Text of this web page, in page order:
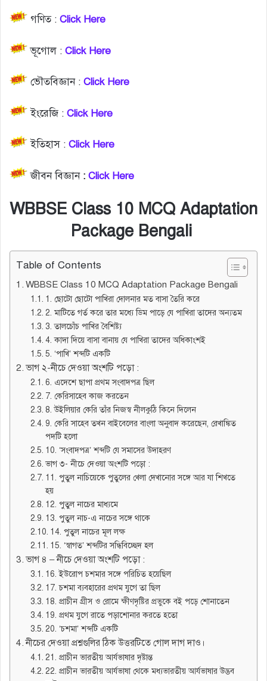
গণিত : Click Here
ভূগোল : Click Here
ভৌতবিজ্ঞান : Click Here
ইংরেজি : Click Here
ইতিহাস : Click Here
জীবন বিজ্ঞান : Click Here
WBBSE Class 10 MCQ Adaptation
Package Bengali
Table of Contents
WBBSE Class 10 MCQ Adaptation Package Bengali
1. ছোটো ছোটো পাখিরা দোলনার মত বাসা তৈরি করে
2. মাটিতে গর্ত করে তার মধ্যে ডিম পাড়ে যে পাখিরা তাদের অন্যতম
3. তালচোঁচ পাখির বৈশিষ্ট্য
4. কাদা দিয়ে বাসা বানায় যে পাখিরা তাদের অধিকাংশই
5. ‘পাখি’ শব্দটি একটি
ভাগ ২-নীচে দেওয়া অংশটি পড়ো :
6. এদেশে ছাপা প্রথম সংবাদপত্র ছিল
7. কেরিসাহেব কাজ করতেন
8. উইলিয়ার কেরি তাঁর নিজস্ব নীলকুঠি কিনে দিলেন
9. কেরি সাহেব তখন বাইবেলের বাংলা অনুবাদ করেছেন, রেখাঙ্কিত
পদটি হলো
10. ‘সংবাদপত্র’ শব্দটি যে সমাসের উদাহরণ
ভাগ ৩- নীচে দেওয়া অংশটি পড়ো :
11. পুতুল নাচিয়েকে পুতুলের খেলা দেখানোর সঙ্গে আর যা শিখতে
হয়
12. পুতুল নাচের মাধ্যমে
13. পুতুল নাচ-এ নাচের সঙ্গে থাকে
14. পুতুল নাচের মূল লক্ষ
15. ‘স্বাগত’ শব্দটির সন্ধিবিচ্ছেদ হল
ভাগ ৪ – নীচে দেওয়া অংশটি পড়ো :
16. ইউরোপ চশমার সঙ্গে পরিচিত হয়েছিল
17. চশমা ব্যবহারের প্রথম যুগে তা ছিল
18. প্রাচীন গ্রীস ও রোমে ক্ষীণদৃষ্টির প্রভুকে বই পড়ে শোনাতেন
19. প্রথম যুগে রাতে পড়াশোনার করতে হতো
20. ‘চশমা’ শব্দটি একটি
নীচের দেওয়া প্রশ্নগুলির ঠিক উত্তরটিতে গোল দাগ দাও।
21. প্রাচীন ভারতীয় আর্যভাষার দৃষ্টান্ত
22. প্রাচীন ভারতীয় আর্যভাষা থেকে মধ্যভারতীয় আর্যভাষার উদ্ভব